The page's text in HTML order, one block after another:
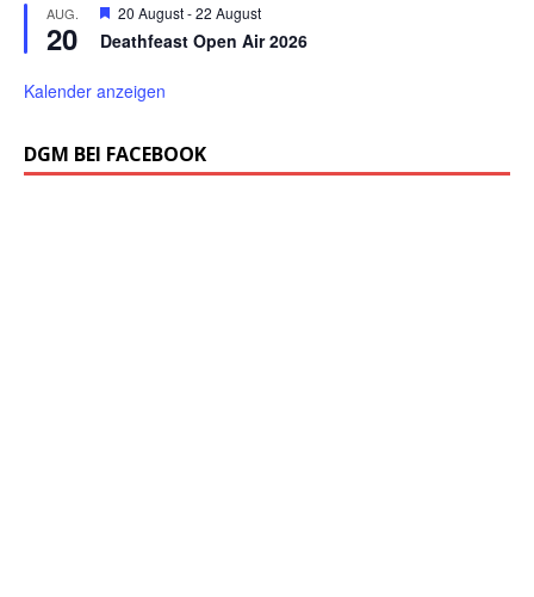
o
r
h
e
n
AUG.
20
H
r
o
e
h
20 August-22 August
Deathfeast Open Air 2026
Kalender anzeigen
DGM BEI FACEBOOK